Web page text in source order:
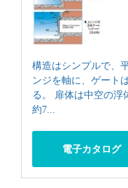
構造はシンプルで、
ンジを軸に、ゲート
る。 扉体は中空の浮
約7...
電子カタログ